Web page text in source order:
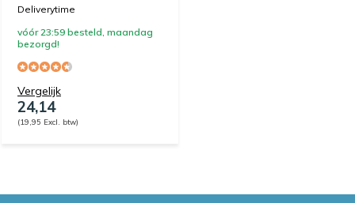
Deliverytime
vóór 23:59 besteld, maandag
bezorgd!
Vergelijk
24,14
(19,95 Excl. btw)